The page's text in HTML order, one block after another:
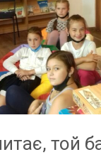
той